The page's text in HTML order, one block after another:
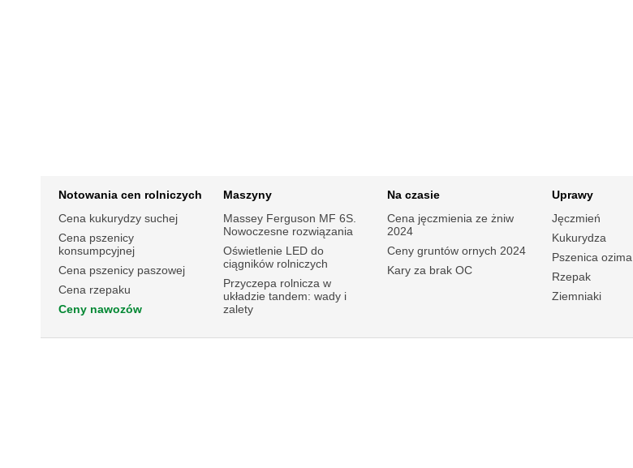
Notowania cen rolniczych
Cena kukurydzy suchej
Cena pszenicy
konsumpcyjnej
Cena pszenicy paszowej
Cena rzepaku
Ceny nawozów
Maszyny
Massey Ferguson MF 6S.
Nowoczesne rozwiązania
Oświetlenie LED do
ciągników rolniczych
Przyczepa rolnicza w
układzie tandem: wady i
zalety
Na czasie
Cena jęczmienia ze żniw
2024
Ceny gruntów ornych 2024
Kary za brak OC
Uprawy
Jęczmień
Kukurydza
Pszenica ozima
Rzepak
Ziemniaki